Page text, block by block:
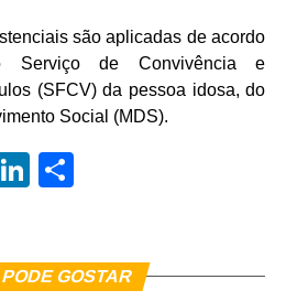
são aplicadas de acordo
Serviço de Convivência e
(SFCV) da pessoa idosa, do
Social (MDS).
Messenger
LinkedIn
GOSTAR